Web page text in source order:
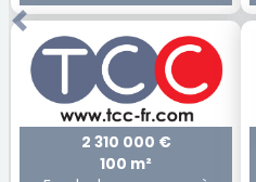
2 310 000 €
100 m²
Previous